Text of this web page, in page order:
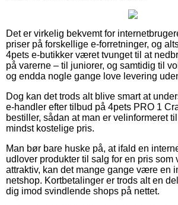
Det er virkelig bekvemt for
priser på forskellige e-forretninger, og
4pets e-butikker været tvunget til at
på varerne – til juniorer, og samtidig til
og endda nogle gange love levering
Dog kan det trods alt blive smart at
e-handler efter tilbud på 4pets PRO 1
bestiller, sådan at man er velinformeret
mindst kostelige pris.
Man bør bare huske på, at ifald en
udlover produkter til salg for en pris som
attraktiv, kan det mange gange være en
netshop. Kortbetalinger er trods alt en
dig imod svindlende shops på nettet.